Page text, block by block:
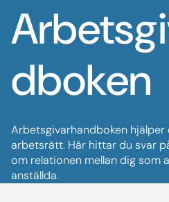
dboken
Arbetsgivarhandboken
arbetsrätt. Här hittar du svar
om relationen mellan dig som
anställda.